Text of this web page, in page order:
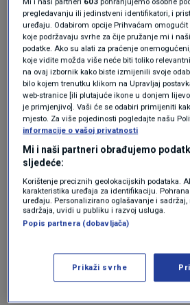
Sunce. Bez tog dodatnog
civilizacija ubrzo našla u
prirodom. Već nakon jednog
ignoriranja ove razlike,
kasnilo gotovo mjesec dana,
potpunosti uništilo
izračune.
Ipak, kalendarska
stroge iznimke. Godina je
djeljiva s četiri, ali postoji
biti djeljive i s 400 da bi
veljači. Upravo je zato 2000.
pregledavanju ili jedinstveni identifikatori, i
uređaju. Odabirom opcije Prihvaćam omogućit
koje podržavaju svrhe za čije pružanje mi i
podatke. Ako su alati za praćenje
koje vidite možda više neće biti toliko
na ovaj izbornik kako biste izmijenili svoje
bilo kojem trenutku klikom na Upravljaj
web-stranice [ili plutajuće ikone u donjem
je primjenjivo]. Vaši će se odabiri primijeniti
mjesto. Za više pojedinosti pogledajte našu
informacije o vašoj privatnosti
Mi i naši partneri obrađujemo
sljedeće:
Korištenje preciznih geolokacijskih podataka.
karakteristika uređaja za identifikaciju.
uređaju. Personalizirano oglašavanje i
sadržaja, uvidi u publiku i razvoj usluga.
Popis partnera (dobavljača)
Prikaži svrhe